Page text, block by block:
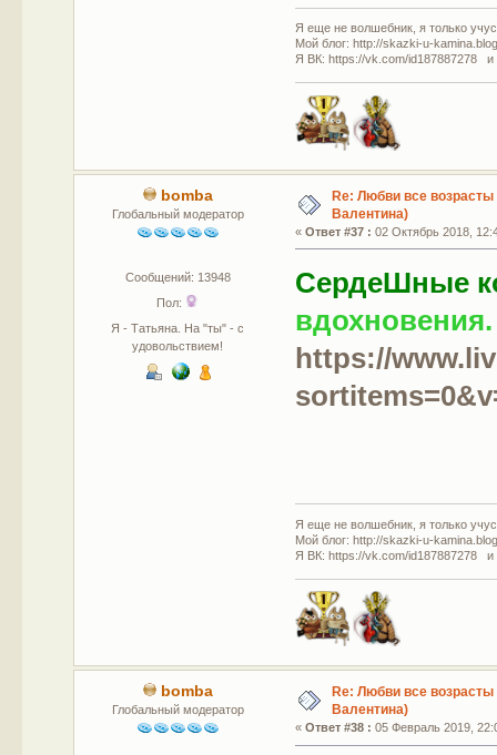
Я еще не волшебник, я только
Мой блог: http://skazki-u-
Я ВК: https://vk.com/id187887278 и
bomba
Глобальный модератор
Сообщений: 13948
Пол:
Я - Татьяна. На "ты" - с
удовольствием!
Re: Любви все
Валентина)
«Ответ #37 : 02 Октябрь 2018,
СердеШные
вдохновения.
https://
Я еще не волшебник, я только
Мой блог: http://skazki-u-
Я ВК: https://vk.com/id187887278 и
bomba
Глобальный модератор
Re: Любви все
Валентина)
«Ответ #38 : 05 Февраль 2019,